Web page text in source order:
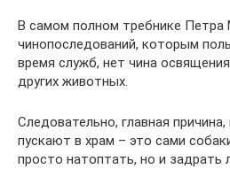
В самом полном требнике Петра
чинопоследований, которым
время служб, нет чина
других животных.
Следовательно, главная
пускают в храм – это сами
просто натоптать, но и задрать